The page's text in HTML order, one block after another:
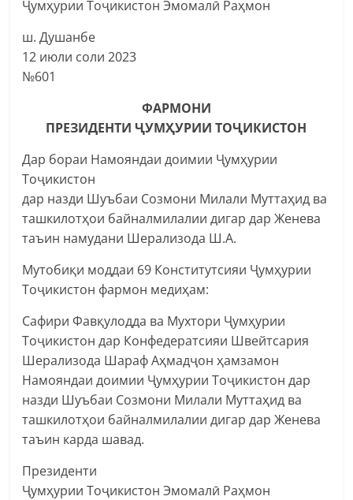
Ҷумҳурии Тоҷикистон Эмомалӣ Раҳмон
ш. Душанбе
12 июли соли 2023
№601
ФАРМОНИ
ПРЕЗИДЕНТИ ҶУМҲУРИИ ТОҶИКИСТОН
Дар бораи Намояндаи доимии Ҷумҳурии
Тоҷикистон
дар назди Шуъбаи Созмони Милали Муттаҳид ва
ташкилотҳои байналмилалии дигар дар Женева
таъин намудани Шерализода Ш.А.
Мутобиқи моддаи 69 Конститутсияи Ҷумҳурии
Тоҷикистон фармон медиҳам:
Сафири Фавқулодда ва Мухтори Ҷумҳурии
Тоҷикистон дар Конфедератсияи Швейтсария
Шерализода Шараф Аҳмадҷон ҳамзамон
Намояндаи доимии Ҷумҳурии Тоҷикистон дар
назди Шуъбаи Созмони Милали Муттаҳид ва
ташкилотҳои байналмилалии дигар дар Женева
таъин карда шавад.
Президенти
Ҷумҳурии Тоҷикистон Эмомалӣ Раҳмон